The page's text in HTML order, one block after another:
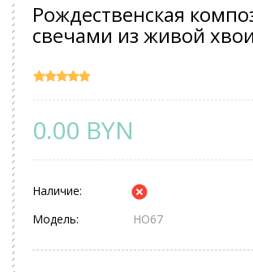
Рождественская
свечами из живой хвои
0.00 BYN
Наличие:
Модель:
НО67